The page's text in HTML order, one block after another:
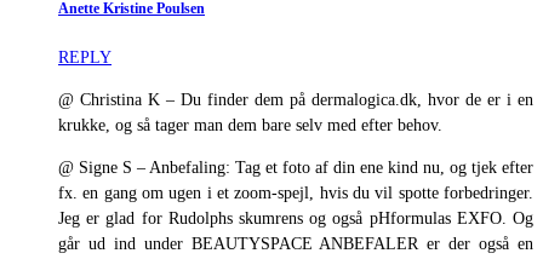
Anette Kristine Poulsen
REPLY
@ Christina K – Du finder dem på dermalogica.dk, hvor de er i en
krukke, og så tager man dem bare selv med efter behov.
@ Signe S – Anbefaling: Tag et foto af din ene kind nu, og tjek efter
fx. en gang om ugen i et zoom-spejl, hvis du vil spotte forbedringer.
Jeg er glad for Rudolphs skumrens og også pHformulas EXFO. Og
går ud ind under BEAUTYSPACE ANBEFALER er der også en